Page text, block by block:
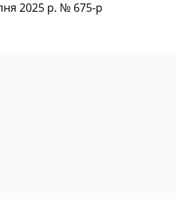
2025 р. № 675-р